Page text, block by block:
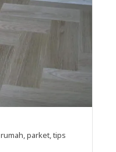
,parket,tips